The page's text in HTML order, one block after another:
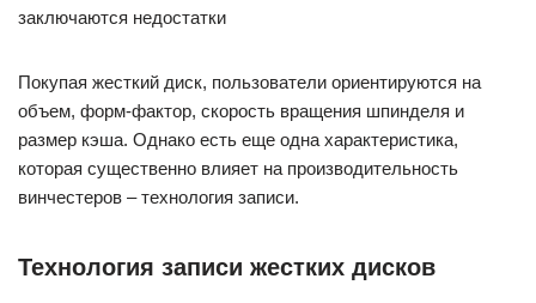
заключаются недостатки
Покупая жесткий диск, пользователи ориентируются на
объем, форм-фактор, скорость вращения шпинделя и
размер кэша. Однако есть еще одна характеристика,
которая существенно влияет на производительность
винчестеров – технология записи.
Технология записи жестких дисков